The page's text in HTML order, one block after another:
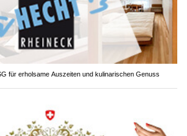
für erholsame Auszeiten und kulinarischen Genuss